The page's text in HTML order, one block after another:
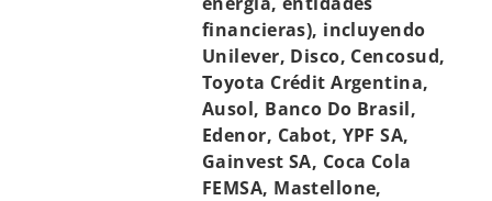
financieras), incluyendo
Unilever, Disco, Cencosud,
Toyota Crédit Argentina,
Ausol, Banco Do Brasil,
Edenor, Cabot, YPF SA,
Gainvest SA, Coca Cola
FEMSA, Mastellone,